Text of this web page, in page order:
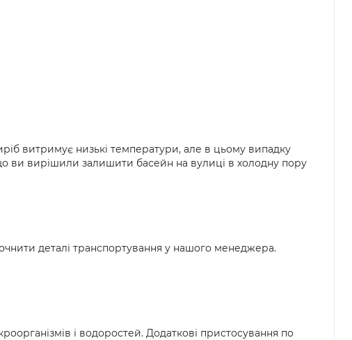
витримує низькі температури, але в цьому випадку
ви вирішили залишити басейн на вулиці в холодну пору
деталі транспортування у нашого менеджера.
і водоростей. Додаткові пристосування по